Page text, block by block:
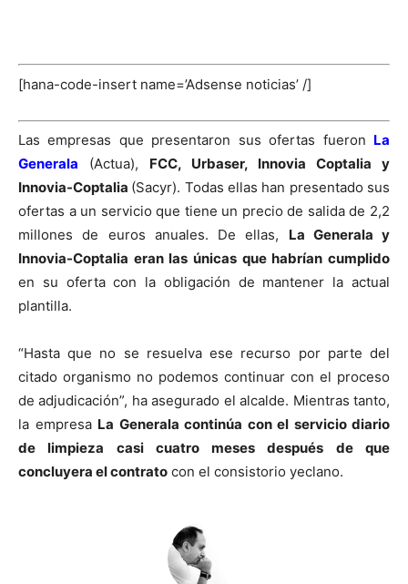
[hana-code-insert name=’Adsense noticias’ /]
Las empresas que presentaron sus ofertas fueron La
Generala (Actua), FCC, Urbaser, Innovia Coptalia y
Innovia-Coptalia (Sacyr). Todas ellas han presentado sus
ofertas a un servicio que tiene un precio de salida de 2,2
millones de euros anuales. De ellas, La Generala y
Innovia-Coptalia eran las únicas que habrían cumplido
en su oferta con la obligación de mantener la actual
plantilla.
“Hasta que no se resuelva ese recurso por parte del
citado organismo no podemos continuar con el proceso
de adjudicación”, ha asegurado el alcalde. Mientras tanto,
la empresa La Generala continúa con el servicio diario
de limpieza casi cuatro meses después de que
concluyera el contrato con el consistorio yeclano.